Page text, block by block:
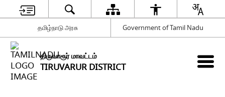
தமிழ்நாடு அரசு Government of Tamil Nadu
திருவாரூர் மாவட்டம்
TIRUVARUR DISTRICT